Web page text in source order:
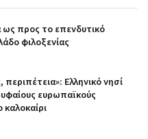
ως προς το επενδυτικό
φιλοξενίας
περιπέτεια»: Ελληνικό νησί
ευρωπαϊκούς